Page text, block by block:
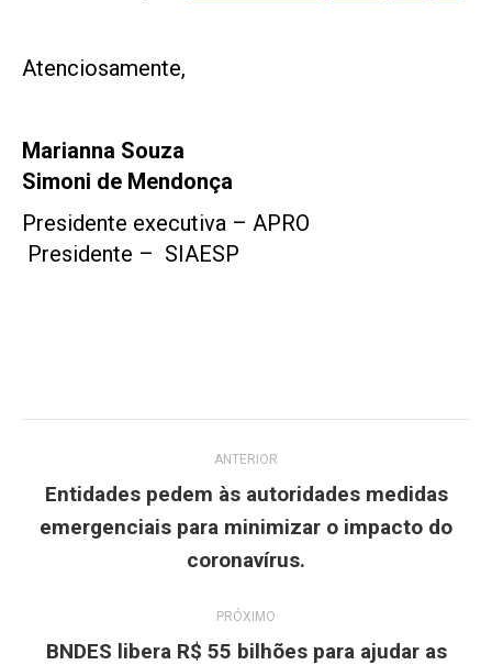
Atenciosamente,
Marianna Souza
Simoni de Mendonça
Presidente executiva – APRO
Presidente – SIAESP
de
post:
ANTERIOR
Post
anterior:
Entidades pedem às autoridades medidas
emergenciais para minimizar o impacto do
coronavírus.
PRÓXIMO
BNDES libera R$ 55 bilhões para ajudar as